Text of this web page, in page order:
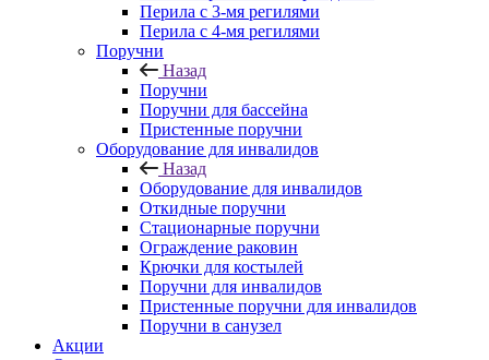
Перила с 3-мя регилями
Перила с 4-мя регилями
Поручни
Назад
Поручни
Поручни для бассейна
Пристенные поручни
Оборудование для инвалидов
Назад
Оборудование для инвалидов
Откидные поручни
Стационарные поручни
Ограждение раковин
Крючки для костылей
Поручни для инвалидов
Пристенные поручни для инвалидов
Поручни в санузел
Акции